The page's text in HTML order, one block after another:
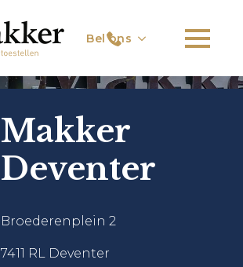
Bel ons
Makker
Deventer
Broederenplein 2
7411 RL Deventer